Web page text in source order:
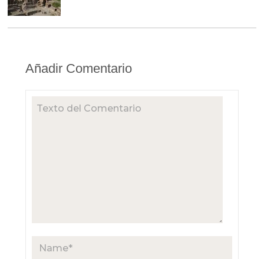
Añadir Comentario